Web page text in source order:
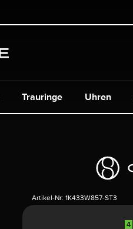
Uhren
Trauringe
Artikel-Nr: 1K433W857-ST3
4